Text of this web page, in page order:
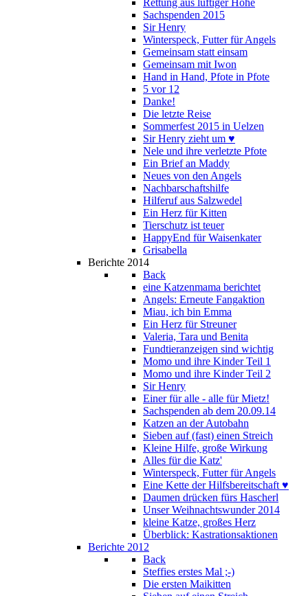
Rettung aus luftiger Höhe
Sachspenden 2015
Sir Henry
Winterspeck, Futter für Angels
Gemeinsam statt einsam
Gemeinsam mit Iwon
Hand in Hand, Pfote in Pfote
5 vor 12
Danke!
Die letzte Reise
Sommerfest 2015 in Uelzen
Sir Henry zieht um ♥
Nele und ihre verletzte Pfote
Ein Brief an Maddy
Neues von den Angels
Nachbarschaftshilfe
Hilferuf aus Salzwedel
Ein Herz für Kitten
Tierschutz ist teuer
HappyEnd für Waisenkater
Grisabella
Berichte 2014
Back
eine Katzenmama berichtet
Angels: Erneute Fangaktion
Miau, ich bin Emma
Ein Herz für Streuner
Valeria, Tara und Benita
Fundtieranzeigen sind wichtig
Momo und ihre Kinder Teil 1
Momo und ihre Kinder Teil 2
Sir Henry
Einer für alle - alle für Mietz!
Sachspenden ab dem 20.09.14
Katzen an der Autobahn
Sieben auf (fast) einen Streich
Kleine Hilfe, große Wirkung
Alles für die Katz'
Winterspeck, Futter für Angels
Eine Kette der Hilfsbereitschaft ♥
Daumen drücken fürs Hascherl
Unser Weihnachtswunder 2014
kleine Katze, großes Herz
Überblick: Kastrationsaktionen
Berichte 2012
Back
Steffies erstes Mal ;-)
Die ersten Maikitten